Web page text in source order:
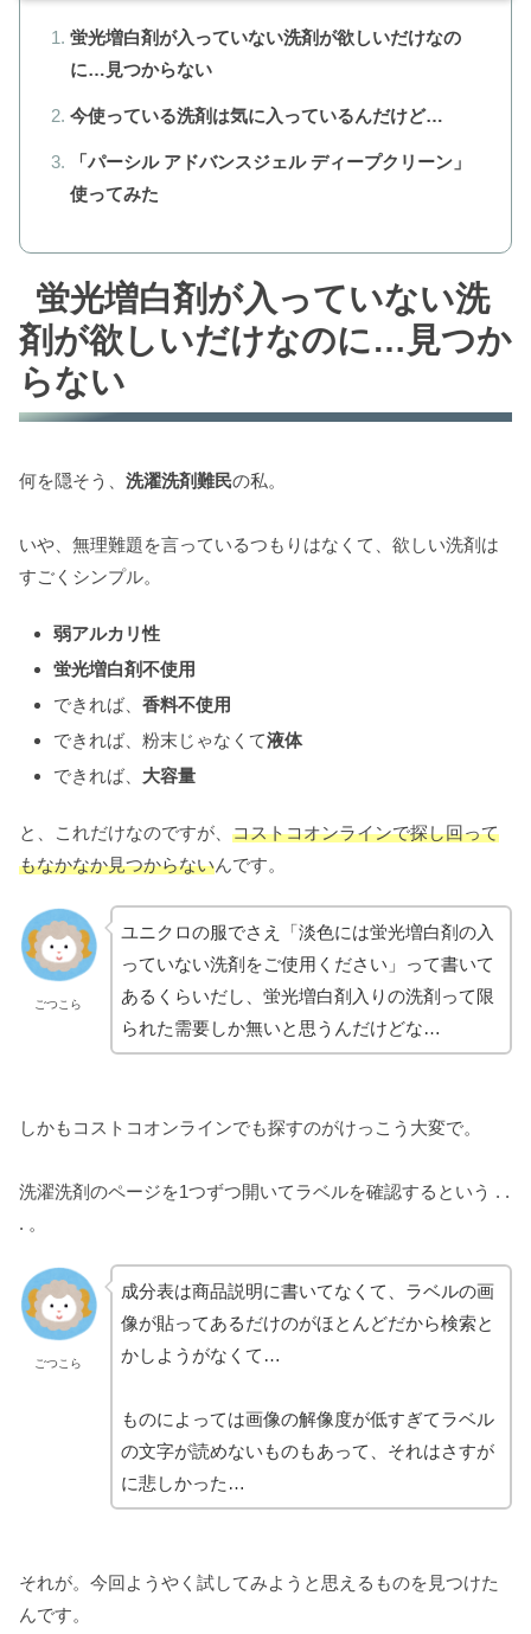
蛍光増白剤が入っていない洗剤が欲しいだけなの
に…見つからない
今使っている洗剤は気に入っているんだけど…
「パーシル アドバンスジェル ディープクリーン」
使ってみた
蛍光増白剤が入っていない洗
剤が欲しいだけなのに…見つか
らない
何を隠そう、 洗濯洗剤難民の私。
いや、無理難題を言っているつもりはなくて、欲しい洗剤は
すごくシンプル。
弱アルカリ性
蛍光増白剤不使用
できれば、 香料不使用
できれば、粉末じゃなくて液体
できれば、 大容量
と、これだけなのですが、 コストコオンラインで探し回って
もなかなか見つからないんです。
ごつこら
ユニクロの服でさえ「淡色には蛍光増白剤の入
っていない洗剤をご使用ください」って書いて
あるくらいだし、蛍光増白剤入りの洗剤って限
られた需要しか無いと思うんだけどな…
しかもコストコオンラインでも探すのがけっこう大変で。
洗濯洗剤のページを1つずつ開いてラベルを確認するという . .
. 。
ごつこら
成分表は商品説明に書いてなくて、ラベルの画
像が貼ってあるだけのがほとんどだから検索と
かしようがなくて…
ものによっては画像の解像度が低すぎてラベル
の文字が読めないものもあって、それはさすが
に悲しかった…
それが。今回ようやく試してみようと思えるものを見つけた
んです。